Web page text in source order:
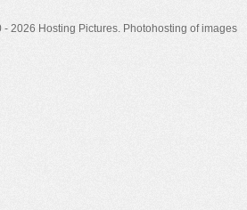
2026 Hosting Pictures. Photohosting of images